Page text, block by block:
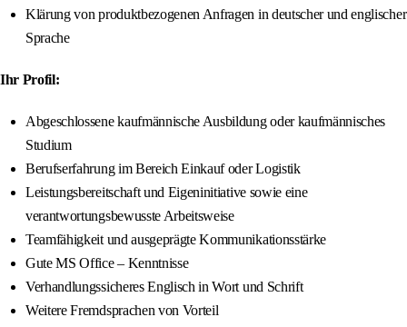
Klärung von produktbezogenen Anfragen in deutscher und englischer
Sprache
Ihr Profil:
Abgeschlossene kaufmännische Ausbildung oder kaufmännisches
Studium
Berufserfahrung im Bereich Einkauf oder Logistik
Leistungsbereitschaft und Eigeninitiative sowie eine
verantwortungsbewusste Arbeitsweise
Teamfähigkeit und ausgeprägte Kommunikationsstärke
Gute MS Office – Kenntnisse
Verhandlungssicheres Englisch in Wort und Schrift
Weitere Fremdsprachen von Vorteil